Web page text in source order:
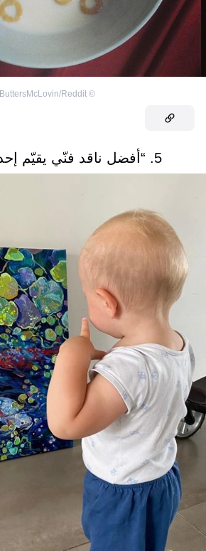
©
ButtersMcLovin/Reddit
5. “أفضل ناقد فنّي يقيّم إحدى لوحاتي!”